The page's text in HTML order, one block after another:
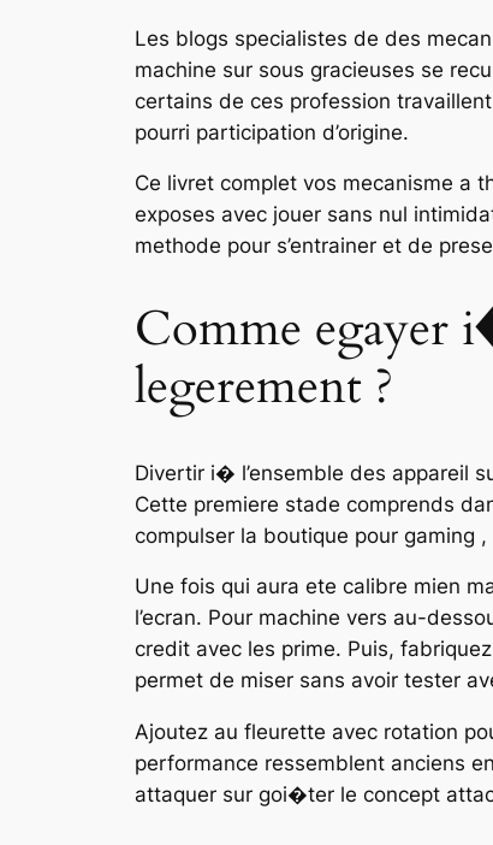
Les blogs specialistes de des
machine sur sous gracieuses se
certains de ces profession
pourri participation d’origine.
Ce livret complet vos mecanisme a
exposes avec jouer sans nul
methode pour s’entrainer et de
Comme egayer
legerement ?
Divertir i� l’ensemble des appareil
Cette premiere stade comprends
compulser la boutique pour gaming
Une fois qui aura ete calibre mien
l’ecran. Pour machine vers au-
credit avec les prime. Puis,
permet de miser sans avoir tester
Ajoutez au fleurette avec rotation
performance ressemblent anciens
attaquer sur goi�ter le concept